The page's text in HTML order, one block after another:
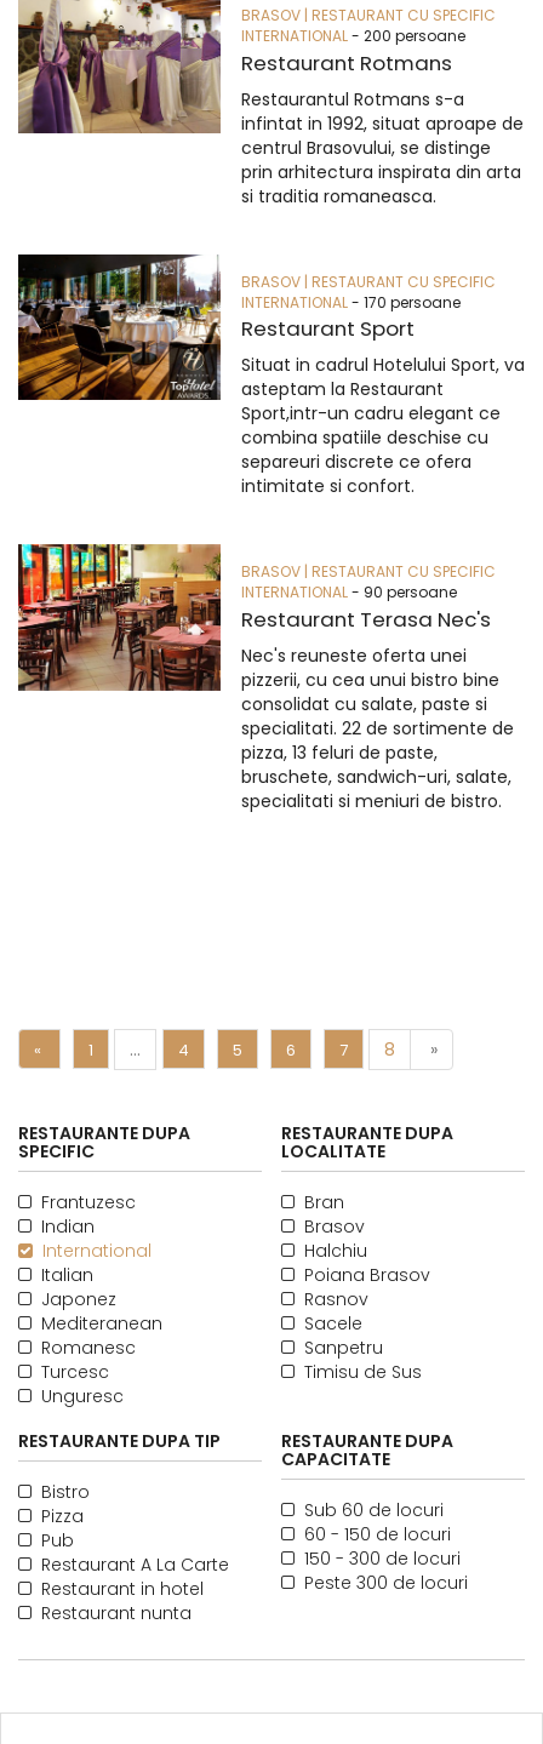
BRASOV | RESTAURANT CU SPECIFIC
INTERNATIONAL- 200 persoane
Restaurant Rotmans
Restaurantul Rotmans s-a
infintat in 1992, situat aproape de
centrul Brasovului, se distinge
prin arhitectura inspirata din arta
si traditia romaneasca.
BRASOV | RESTAURANT CU SPECIFIC
INTERNATIONAL- 170 persoane
Restaurant Sport
Situat in cadrul Hotelului Sport, va
asteptam la Restaurant
Sport,intr-un cadru elegant ce
combina spatiile deschise cu
separeuri discrete ce ofera
intimitate si confort.
BRASOV | RESTAURANT CU SPECIFIC
INTERNATIONAL- 90 persoane
Restaurant Terasa Nec's
Nec's reuneste oferta unei
pizzerii, cu cea unui bistro bine
consolidat cu salate, paste si
specialitati. 22 de sortimente de
pizza, 13 feluri de paste,
bruschete, sandwich-uri, salate,
specialitati si meniuri de bistro.
« 1 … 4 5 6 7 8 »
RESTAURANTE DUPA
SPECIFIC
Frantuzesc
Indian
International
Italian
Japonez
Mediteranean
Romanesc
Turcesc
Unguresc
RESTAURANTE DUPA
LOCALITATE
Bran
Brasov
Halchiu
Poiana Brasov
Rasnov
Sacele
Sanpetru
Timisu de Sus
RESTAURANTE DUPA TIP
Bistro
Pizza
Pub
Restaurant A La Carte
Restaurant in hotel
Restaurant nunta
RESTAURANTE DUPA
CAPACITATE
Sub 60 de locuri
60 - 150 de locuri
150 - 300 de locuri
Peste 300 de locuri